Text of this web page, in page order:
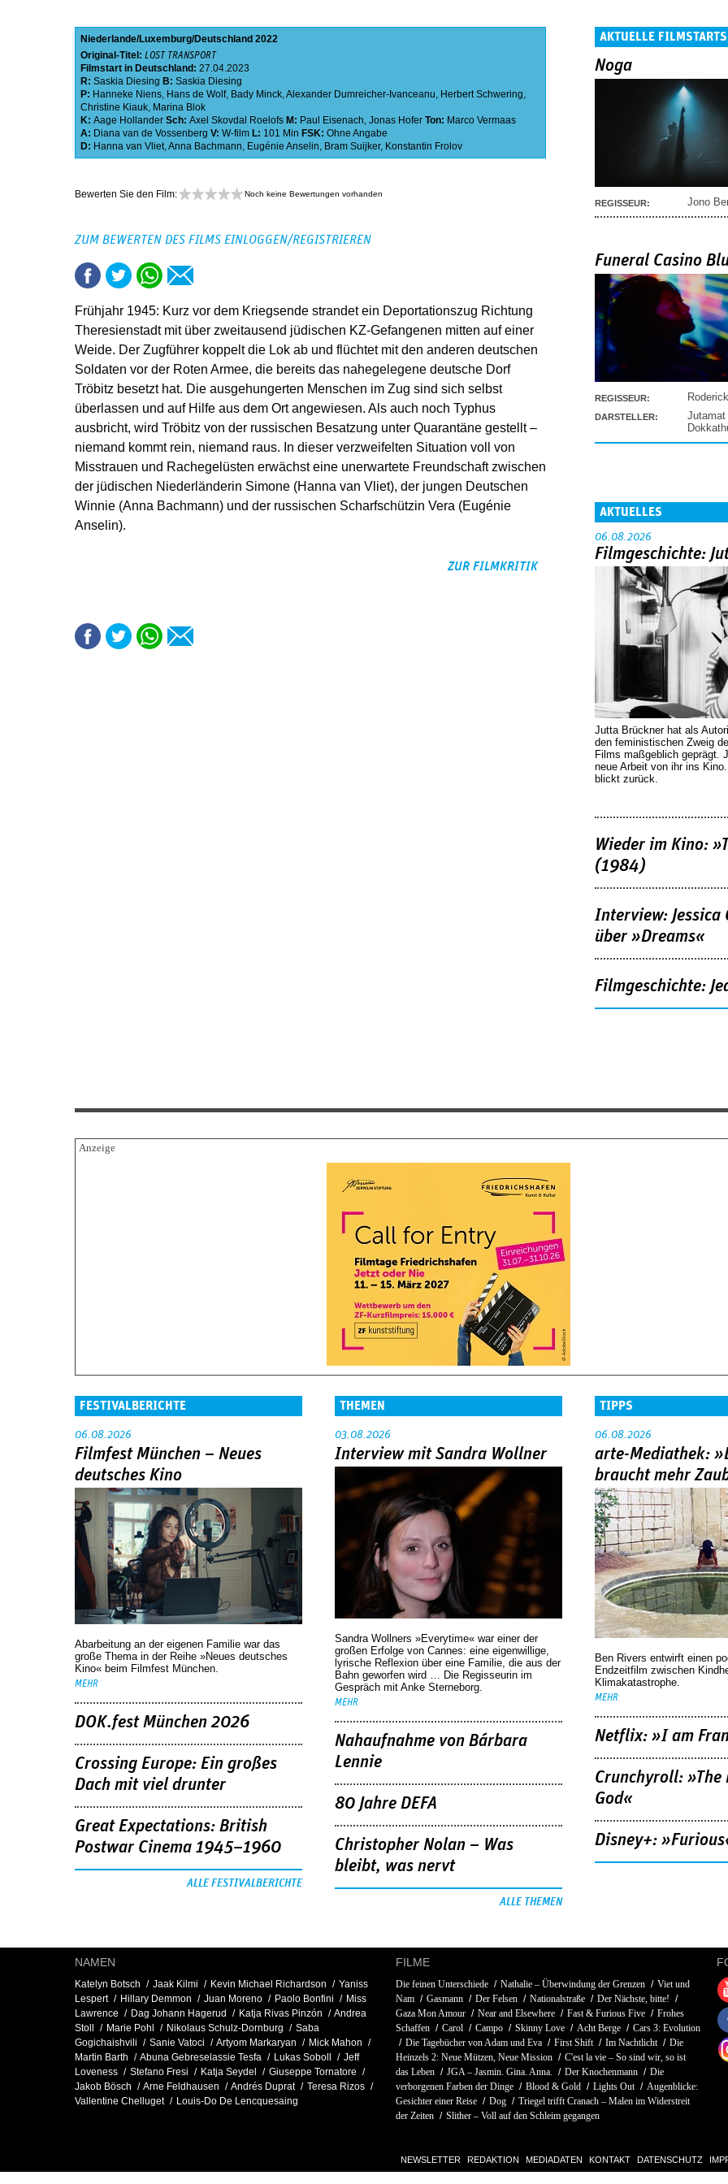
Niederlande Luxemburg Deutschland 2022
Original-Titel: LOST TRANSPORT
Filmstart in Deutschland: 27.04.2023
R: Saskia Diesing B: Saskia Diesing
P: Hanneke Niens, Hans de Wolf, Bady Minck,Alexander Dumreicher-Ivanceanu, Herbert Schwering,
Christine Kiauk, Marina Blok
K: Aage Hollander Sch: Axel Skovdal Roelofs M: Paul Eisenach, Jonas Hofer Ton: Marco Vermaas
A: Diana van de Vossenberg V: W-film L: 101 Min FSK: Ohne Angabe
D: Hanna van Vliet,Anna Bachmann, Eugénie Anselin, Bram Suijker, Konstantin Frolov
Bewerten Sie den Film: Noch keine Bewertungen vorhanden
ZUM BEWERTEN DES FILMS EINLOGGEN/REGISTRIEREN
Frühjahr 1945: Kurz vor dem Kriegsende strandet ein Deportationszug Richtung
Theresienstadt mit über zweitausend jüdischen KZ-Gefangenen mitten auf einer
Weide. Der Zugführer koppelt die Lok ab und flüchtet mit den anderen deutschen
Soldaten vor der Roten Armee, die bereits das nahegelegene deutsche Dorf
Tröbitz besetzt hat. Die ausgehungerten Menschen im Zug sind sich selbst
überlassen und auf Hilfe aus dem Ort angewiesen. Als auch noch Typhus
ausbricht, wird Tröbitz von der russischen Besatzung unter Quarantäne gestellt –
niemand kommt rein, niemand raus. In dieser verzweifelten Situation voll von
Misstrauen und Rachegelüsten erwächst eine unerwartete Freundschaft zwischen
der jüdischen Niederländerin Simone (Hanna van Vliet), der jungen Deutschen
Winnie (Anna Bachmann) und der russischen Scharfschützin Vera (Eugénie
Anselin).
ZUR FILMKRITIK
AKTUELLE FILMSTARTS
Noga
REGISSEUR: Jono
Funeral Casino
REGISSEUR:
DARSTELLER: Jutamat
AKTUELLES
06.08.2026
Filmgeschichte:
Jutta Brückner hat als
den feministischen Zweig
Films maßgeblich geprägt.
neue Arbeit von ihr ins
blickt zurück.
Wieder im Kino:
(1984)
Interview: Jessica
über »Dreams«
Filmgeschichte:
FESTIVALBERICHTE
06.08.2026
Filmfest München – Neues
deutsches Kino
Abarbeitung an der eigenen Familie war das
große Thema in der Reihe »Neues deutsches
Kino« beim Filmfest München.
MEHR
DOK.fest München 2026
Crossing Europe: Ein großes
Dach mit viel drunter
Great Expectations: British
Postwar Cinema 1945–1960
ALLE FESTIVALBERICHTE
THEMEN
03.08.2026
Interview mit Sandra Wollner
Sandra Wollners »Everytime« war einer der
großen Erfolge von Cannes: eine eigenwillige,
lyrische Reflexion über eine ­Familie, die aus der
Bahn geworfen wird … Die Regisseurin im
Gespräch mit Anke Sterneborg.
MEHR
Nahaufnahme von Bárbara
Lennie
80 Jahre DEFA
Christopher Nolan – Was
bleibt, was nervt
ALLE THEMEN
TIPPS
06.08.2026
arte-Mediathek:
braucht mehr
Ben Rivers entwirft einen
Endzeitfilm zwischen
Klimakatastrophe.
MEHR
Netflix: »I am
Crunchyroll: »The
God«
Disney+:
NAMEN
Katelyn Botsch Jaak Kilmi Kevin Michael Richardson
Yaniss
Lespert
Hillary Demmon Juan Moreno Paolo Bonfini
Miss
Lawrence
Dag Johann Hagerud Katja Rivas Pinzón
Andrea
Stoll
Marie Pohl Nikolaus Schulz-Dornburg
Saba
Gogichaishvili
Sanie Vatoci Artyom Markaryan
Mick Mahon
Martin Barth
Abuna Gebreselassie Tesfa Lukas Soboll
Jeff
Loveness
Stefano Fresi Katja Seydel
Giuseppe Tornatore
Jakob Bösch
Arne Feldhausen Andrés Duprat
Teresa Rizos
Vallentine Chelluget
Louis-Do De Lencquesaing
FILME
Die feinen Unterschiede Nathalie – Überwindung der Grenzen
Viet und
Nam
Gasmann Der Felsen Nationalstraße
Der Nächste, bitte!
Gaza Mon Amour
Near and Elsewhere Fast & Furious Five
Frohes
Schaffen
Carol Campo Skinny Love Acht Berge
Cars 3: Evolution
Die Tagebücher von Adam und Eva
First Shift Im Nachtlicht
Die
Heinzels 2: Neue Mützen, Neue Mission
C'est la vie – So sind wir, so ist
das Leben
JGA – Jasmin. Gina. Anna. Der Knochenmann
Die
verborgenen Farben der Dinge
Blood & Gold Lights Out
Augenblicke:
Gesichter einer Reise
Dog
Triegel trifft Cranach – Malen im Widerstreit
der Zeiten
Slither – Voll auf den Schleim gegangen
NEWSLETTER REDAKTION MEDIADATEN KONTAKT DATENSCHUTZ